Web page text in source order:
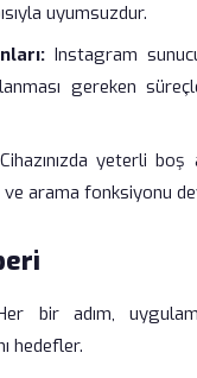
uyumsuzdur.
Instagram
gereken
yeterli
arama fonksiyonu
bir adım,
hedefler.